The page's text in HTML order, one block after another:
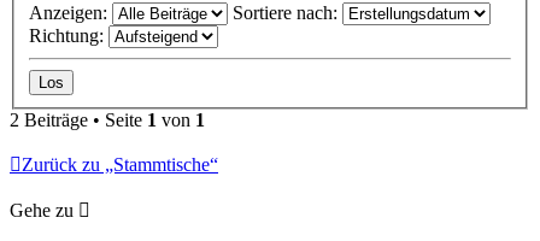
Anzeigen:
Sortiere nach:
Richtung:
2 Beiträge • Seite 1 von 1
Zurück zu „Stammtische“
Gehe zu